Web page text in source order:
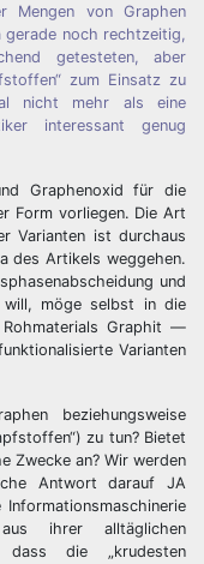
Mengen von Graphen
gerade noch rechtzeitig,
getesteten, aber
zum Einsatz zu
nicht mehr als eine
interessant genug
Graphenoxid für die
Form vorliegen. Die Art
Varianten ist durchaus
des Artikels weggehen.
und
will, möge selbst in die
Graphit —
Varianten
beziehungsweise
zu tun? Bietet
Zwecke an? Wir werden
Antwort darauf JA
ihrer alltäglichen
dass die „krudesten